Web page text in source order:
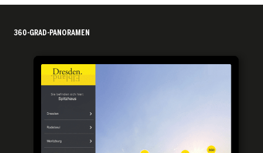
360-GRAD-PANORAMEN